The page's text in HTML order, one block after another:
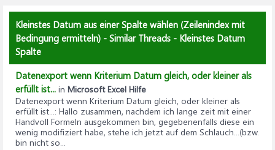
Kleinstes Datum aus einer Spalte wählen (Zeilenindex mit
Bedingung ermitteln) - Similar Threads - Kleinstes Datum
Spalte
Datenexport wenn Kriterium Datum gleich, oder kleiner als
erfüllt ist... in Microsoft Excel Hilfe
Datenexport wenn Kriterium Datum gleich, oder kleiner als
erfüllt ist...: Hallo zusammen, nachdem ich lange zeit mit einer
Handvoll Formeln ausgekommen bin, gegebenenfalls diese ein
wenig modifiziert habe, stehe ich jetzt auf dem Schlauch...(bzw.
bin nicht so...